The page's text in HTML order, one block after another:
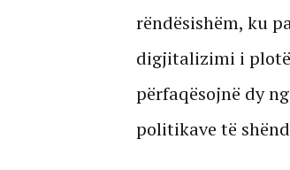
rëndësishëm, ku
digjitalizimi i plotë
përfaqësojnë dy
politikave të